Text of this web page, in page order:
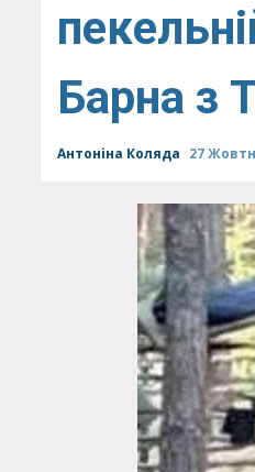
Барна з
Антоніна Коляда 27